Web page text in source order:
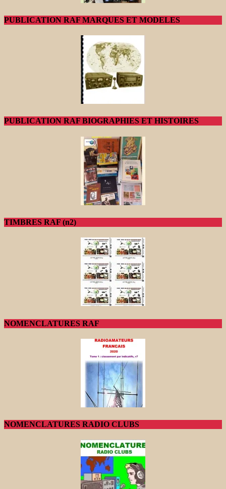
PUBLICATION RAF MARQUES ET MODELES
PUBLICATION RAF BIOGRAPHIES ET HISTOIRES
TIMBRES RAF (n2)
NOMENCLATURES RAF
NOMENCLATURES RADIO CLUBS